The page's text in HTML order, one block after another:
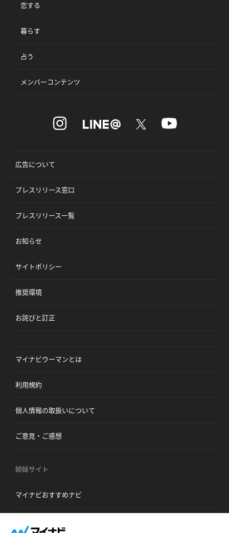
恋する
暮らす
占う
メンバーコンテンツ
広告について
プレスリリース窓口
プレスリリース一覧
お知らせ
サイトポリシー
推奨環境
お詫びと訂正
マイナビウーマンとは
利用規約
個人情報の取扱いについて
ご意見・ご感想
姉妹サイト
マイナビおすすめナビ